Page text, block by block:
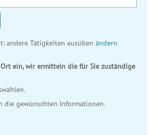
andere Tätigkeiten ausüben ändern
ein, wir ermitteln die für Sie zuständige
die gewünschten Informationen.